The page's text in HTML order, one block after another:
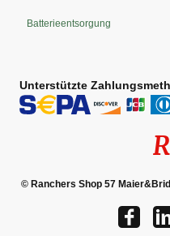
Batterieentsorgung
Unterstützte
© Ranchers Shop 57